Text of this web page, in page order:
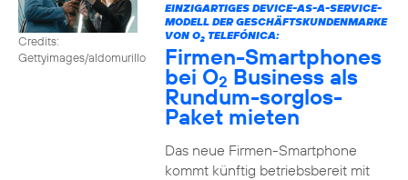
Credits:
Gettyimages/aldomurillo
EINZIGARTIGES DEVICE-AS-A-SERVICE-
MODELL DER GESCHÄFTSKUNDENMARKE
VON O2TELEFÓNICA:
Firmen-Smartphones
bei O2 Business als
Rundum-sorglos-
Paket mieten
Das neue Firmen-Smartphone
kommt künftig betriebsbereit mit